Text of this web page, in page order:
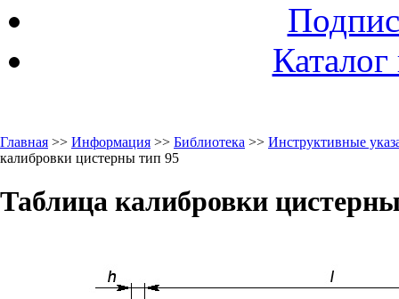
Главная >> Информация >> Библиотека >> Инструктивные
калибровки цистерны тип 95
Таблица калибровки